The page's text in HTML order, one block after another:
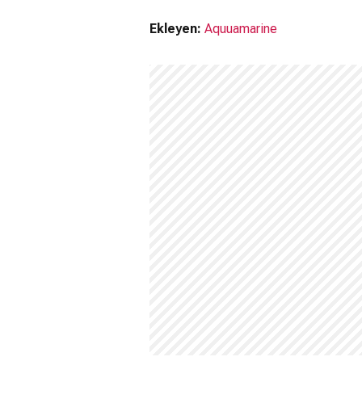
White Wall dizisi müzikleri
Ekleyen: Aquuamarine